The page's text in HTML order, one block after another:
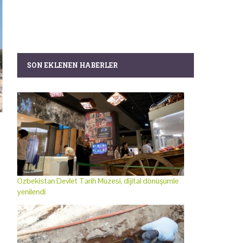
SON EKLENEN HABERLER
Özbekistan Devlet Tarih Müzesi, dijital dönüşümle
yenilendi